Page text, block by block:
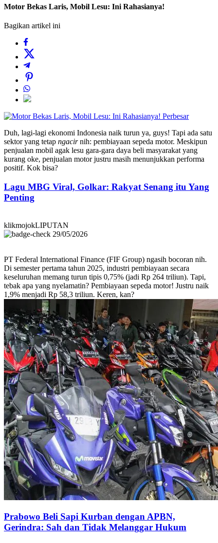
Motor Bekas Laris, Mobil Lesu: Ini Rahasianya!
Bagikan artikel ini
Perbesar
Duh, lagi-lagi ekonomi Indonesia naik turun ya, guys! Tapi ada satu
sektor yang tetap ngacirnih: pembiayaan sepeda motor. Meskipun
penjualan mobil agak lesu gara-gara daya beli masyarakat yang
kurang oke, penjualan motor justru masih menunjukkan performa
positif. Kok bisa?
Lagu MBG Viral, Golkar: Rakyat Senang itu Yang
Penting
klikmojokLIPUTAN
29/05/2026
PT Federal International Finance (FIF Group) ngasih bocoran nih.
Di semester pertama tahun 2025, industri pembiayaan secara
keseluruhan memang turun tipis 0,75% (jadi Rp 264 triliun). Tapi,
tebak apa yang nyelamatin? Pembiayaan sepeda motor! Justru naik
1,9% menjadi Rp 58,3 triliun. Keren, kan?
Prabowo Beli Sapi Kurban dengan APBN,
Gerindra: Sah dan Tidak Melanggar Hukum